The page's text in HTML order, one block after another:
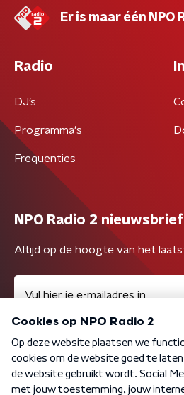
Er is maar één NPO
Radio
DJ’s
Programma's
Frequenties
NPO Radio 2 nieuwsbrief
Altijd op de hoogte van het
Algemene voorwaarden